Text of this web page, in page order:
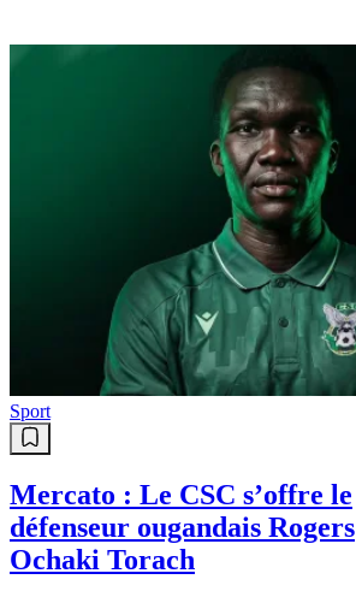
Sport
Mercato : Le CSC s’offre le
défenseur ougandais Rogers
Ochaki Torach